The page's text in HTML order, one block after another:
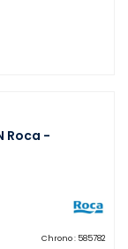
Roca -
Chrono : 585782